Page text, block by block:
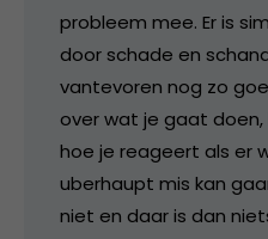
probleem mee. Er is
door schade en
vantevoren nog zo
over wat je gaat
hoe je reageert als er
uberhaupt mis kan
niet en daar is dan